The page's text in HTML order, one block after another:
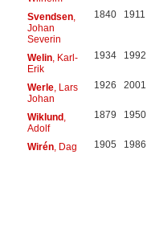
Svendsen,
Johan
Severin
1840 1911
Welin, Karl-
Erik
1934 1992
Werle, Lars
Johan
1926 2001
Wiklund,
Adolf
1879 1950
Wirén, Dag 1905 1986